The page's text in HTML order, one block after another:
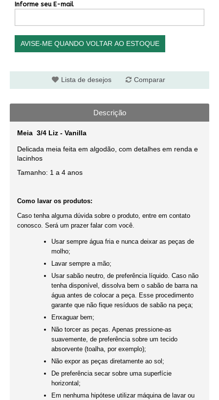
Informe seu E-mail
AVISE-ME QUANDO VOLTAR AO ESTOQUE
Lista de desejos Comparar
Descrição
Meia 3/4 Liz - Vanilla
Delicada meia feita em algodão, com detalhes em renda e
lacinhos
Tamanho: 1 a 4 anos
Como lavar os produtos:
Caso tenha alguma dúvida sobre o produto, entre em contato
conosco. Será um prazer falar com você.
Usar sempre água fria e nunca deixar as peças de
molho;
Lavar sempre a mão;
Usar sabão neutro, de preferência líquido. Caso não
tenha disponível, dissolva bem o sabão de barra na
água antes de colocar a peça. Esse procedimento
garante que não fique resíduos de sabão na peça;
Enxaguar bem;
Não torcer as peças. Apenas pressione-as
suavemente, de preferência sobre um tecido
absorvente (toalha, por exemplo);
Não expor as peças diretamente ao sol;
De preferência secar sobre uma superfície
horizontal;
Em nenhuma hipótese utilizar máquina de lavar ou